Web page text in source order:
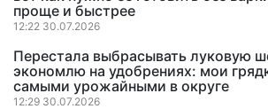
проще и быстрее
12:22 30.07.2026
Перестала выбрасывать луковую
экономлю на удобрениях: мои
самыми урожайными в округе
12:29 30.07.2026